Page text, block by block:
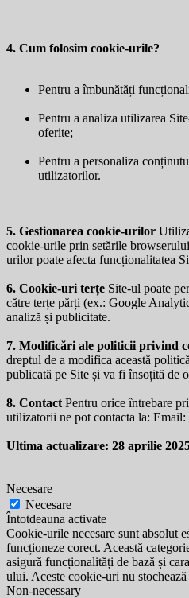
4. Cum folosim cookie-urile?
Pentru a îmbunătăți
Pentru a analiza utilizarea
oferite;
Pentru a personaliza
utilizatorilor.
5. Gestionarea cookie-urilor
cookie-urile prin setările
urilor poate afecta funcționalitatea
6. Cookie-uri terțe Site-ul poate
către terțe părți (ex.: Google
analiză și publicitate.
7. Modificări ale politicii privind
dreptul de a modifica această
publicată pe Site și va fi însoțită de
8. Contact Pentru orice întrebare
utilizatorii ne pot contacta la: Email:
Ultima actualizare: 28 aprilie
Necesare
Necesare
Întotdeauna activate
Cookie-urile necesare sunt absolut
funcționeze corect. Această
asigură funcționalități de bază și
ului. Aceste cookie-uri nu
Non-necessary